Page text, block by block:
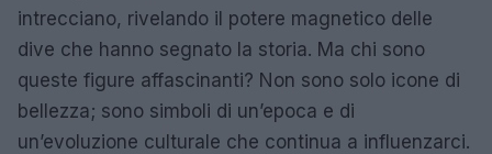
intrecciano, rivelando il potere magnetico delle
dive che hanno segnato la storia. Ma chi sono
queste figure affascinanti? Non sono solo icone di
bellezza; sono simboli di un’epoca e di
un’evoluzione culturale che continua a influenzarci.